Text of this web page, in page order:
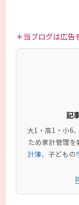
＊当ブログは広告
記
大1・高1・小6
ため家計管理を
計簿、子どもの